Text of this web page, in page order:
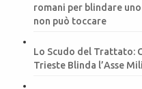
romani per blindare
non può toccare
Lo Scudo del Trattato:
Trieste Blinda l’Asse